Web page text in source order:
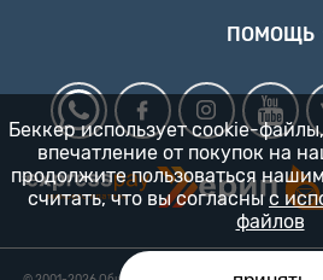
ПОМОЩЬ
Беккер использует cookie-
впечатление от покупок на
продолжите пользоваться
считать, что вы согласны с
файлов